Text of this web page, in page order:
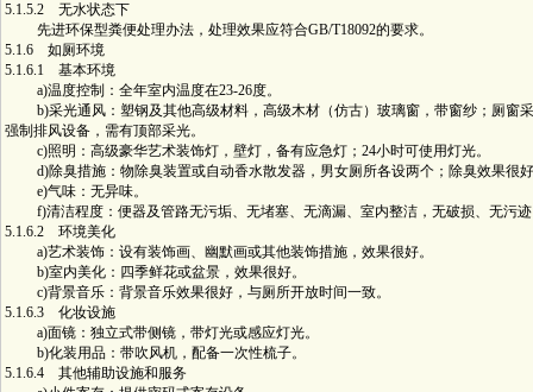
5.1.5.2 无水状态下
先进环保型粪便处理办法，处理效果应符合GB/T18092的要求。
5.1.6 如厕环境
5.1.6.1 基本环境
a)温度控制：全年室内温度在23-26度。
b)采光通风：塑钢及其他高级材料，高级木材（仿古）玻璃窗，带窗纱；厕窗
强制排风设备，需有顶部采光。
c)照明：高级豪华艺术装饰灯，壁灯，备有应急灯；24小时可使用灯光。
d)除臭措施：物除臭装置或自动香水散发器，男女厕所各设两个；除臭效果很
e)气味：无异味。
f)清洁程度：便器及管路无污垢、无堵塞、无滴漏、室内整洁，无破损、无污迹
5.1.6.2 环境美化
a)艺术装饰：设有装饰画、幽默画或其他装饰措施，效果很好。
b)室内美化：四季鲜花或盆景，效果很好。
c)背景音乐：背景音乐效果很好，与厕所开放时间一致。
5.1.6.3 化妆设施
a)面镜：独立式带侧镜，带灯光或感应灯光。
b)化装用品：带吹风机，配备一次性梳子。
5.1.6.4 其他辅助设施和服务